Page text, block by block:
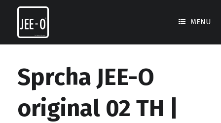
content
MENU
Sprcha JEE-O
original 02 TH |